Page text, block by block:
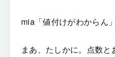
mia「値付けがわからん」
まあ、たしかに。点数